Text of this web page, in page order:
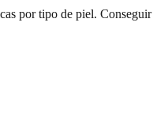
por tipo de piel. Conseguir